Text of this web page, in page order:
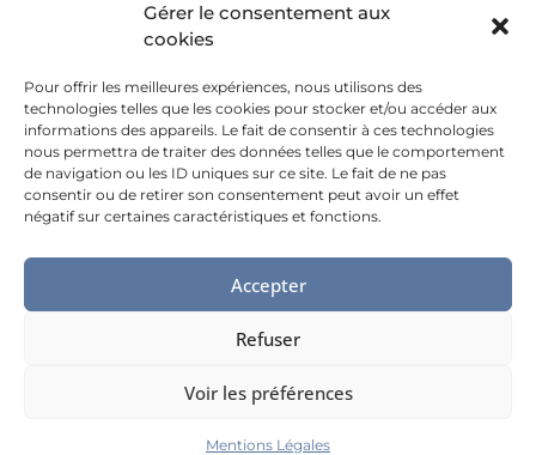
Gérer le consentement aux
cookies
Pour offrir les meilleures expériences, nous utilisons des
technologies telles que les cookies pour stocker et/ou accéder aux
informations des appareils. Le fait de consentir à ces technologies
nous permettra de traiter des données telles que le comportement
de navigation ou les ID uniques sur ce site. Le fait de ne pas
consentir ou de retirer son consentement peut avoir un effet
négatif sur certaines caractéristiques et fonctions.
Accepter
Refuser
Voir les préférences
Mentions Légales
Ce site a été financé à l’aide du FEDER (REACT-UE)
dans le cadre de la réponse de l’Union européenne
à la pandémie COVID-19, L’Europe s’engage à La
Réunion.
MENTIONS LÉGALES